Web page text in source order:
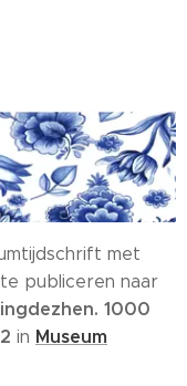
met
publiceren naar
1000
in Museum